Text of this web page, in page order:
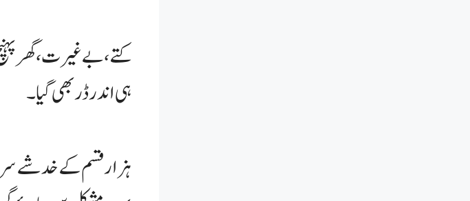
کتے، بے غیرت، گھر
ہی اندر ڈر بھی گیا۔
ہزار قسم کے خدشے سر